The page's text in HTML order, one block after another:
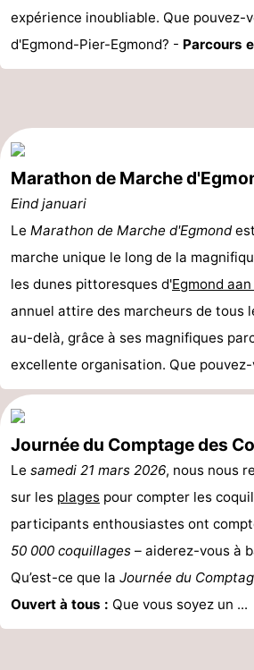
expérience inoubliable. Que pouvez-
d'Egmond-Pier-Egmond? - Parcours
Marathon de Marche
Eind januari
Le Marathon de Marche d'Egmond
marche unique le long de la
les dunes pittoresques d'Egmond aan
annuel attire des marcheurs de tous
au-delà, grâce à ses magnifiques
excellente organisation. Que pouvez-
Journée du Comptage des
Le samedi 21 mars 2026, nous nous
sur les plages pour compter les
participants enthousiastes ont
50 000 coquillages – aiderez-vous à
Qu’est-ce que la Journée du
Ouvert à tous : Que vous soyez un ...